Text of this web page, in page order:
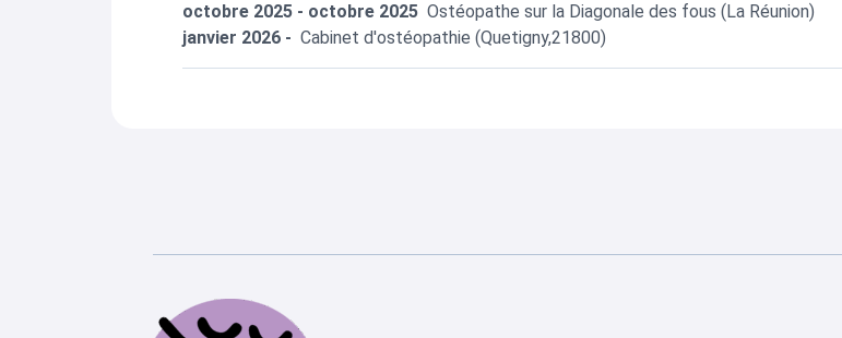
octobre 2025 - octobre 2025 Ostéopathe sur la Diagonale des fous (La Réunion)
janvier 2026 - Cabinet d'ostéopathie (Quetigny,21800)